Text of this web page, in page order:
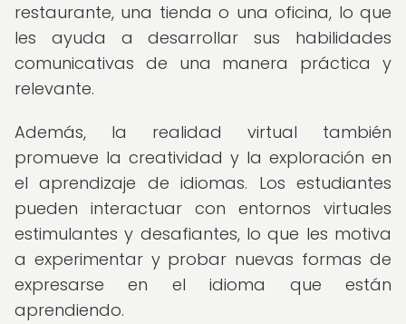
restaurante, una tienda o una oficina, lo que
les ayuda a desarrollar sus habilidades
comunicativas de una manera práctica y
relevante.
Además, la realidad virtual también
promueve la creatividad y la exploración en
el aprendizaje de idiomas. Los estudiantes
pueden interactuar con entornos virtuales
estimulantes y desafiantes, lo que les motiva
a experimentar y probar nuevas formas de
expresarse en el idioma que están
aprendiendo.